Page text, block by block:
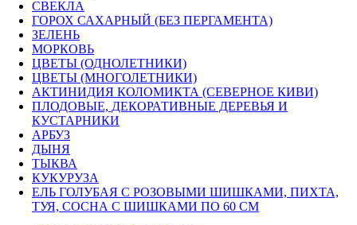
СВЕКЛА
ГОРОХ САХАРНЫЙ (БЕЗ ПЕРГАМЕНТА)
ЗЕЛЕНЬ
МОРКОВЬ
ЦВЕТЫ (ОДНОЛЕТНИКИ)
ЦВЕТЫ (МНОГОЛЕТНИКИ)
АКТИНИДИЯ КОЛОМИКТА (СЕВЕРНОЕ КИВИ)
ПЛОДОВЫЕ, ДЕКОРАТИВНЫЕ ДЕРЕВЬЯ И
КУСТАРНИКИ
АРБУЗ
ДЫНЯ
ТЫКВА
КУКУРУЗА
ЕЛЬ ГОЛУБАЯ С РОЗОВЫМИ ШИШКАМИ, ПИХТА,
ТУЯ, СОСНА С ШИШКАМИ ПО 60 СМ